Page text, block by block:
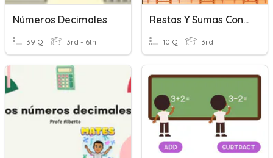
Números Decimales
39 Q 3rd - 6th
Restas Y Sumas Con Decimales
10 Q 3rd